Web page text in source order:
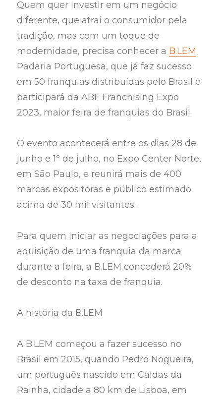
Quem quer investir em um negócio
diferente, que atrai o consumidor pela
tradição, mas com um toque de
modernidade, precisa conhecer a B.LEM
Padaria Portuguesa, que já faz sucesso
em 50 franquias distribuídas pelo Brasil e
participará da ABF Franchising Expo
2023, maior feira de franquias do Brasil.
O evento acontecerá entre os dias 28 de
junho e 1º de julho, no Expo Center Norte,
em São Paulo, e reunirá mais de 400
marcas expositoras e público estimado
acima de 30 mil visitantes.
Para quem iniciar as negociações para a
aquisição de uma franquia da marca
durante a feira, a B.LEM concederá 20%
de desconto na taxa de franquia.
A história da B.LEM
A B.LEM começou a fazer sucesso no
Brasil em 2015, quando Pedro Nogueira,
um português nascido em Caldas da
Rainha, cidade a 80 km de Lisboa, em